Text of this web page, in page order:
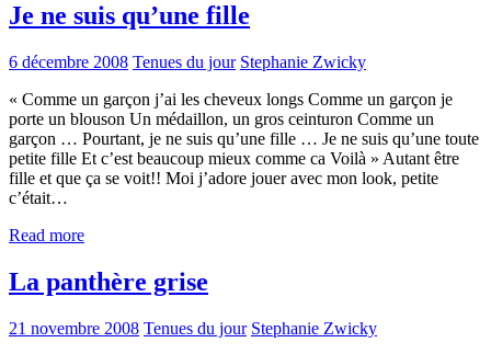
Je ne suis qu’une fille
6 décembre 2008 Tenues du jour Stephanie Zwicky
« Comme un garçon j’ai les cheveux longs Comme un garçon je
porte un blouson Un médaillon, un gros ceinturon Comme un
garçon … Pourtant, je ne suis qu’une fille … Je ne suis qu’une toute
petite fille Et c’est beaucoup mieux comme ca Voilà » Autant être
fille et que ça se voit!! Moi j’adore jouer avec mon look, petite
c’était…
Read more
La panthère grise
21 novembre 2008 Tenues du jour Stephanie Zwicky